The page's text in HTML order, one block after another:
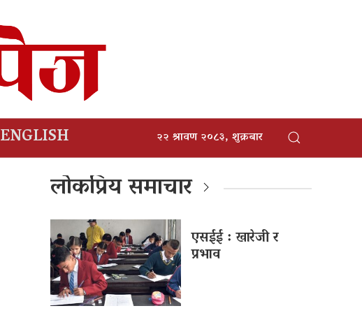
ENGLISH २२ श्रावण २०८३, शुक्रबार
लोकप्रिय समाचार
एसईई : खारेजी र
प्रभाव